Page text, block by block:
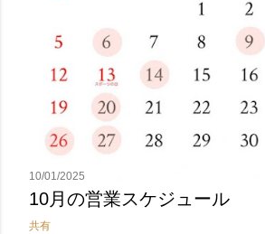
10/01/2025
10月の営業スケジュール
共有